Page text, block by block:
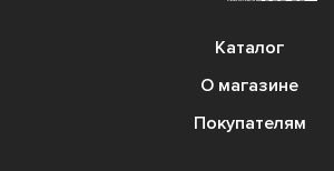
Каталог
О магазине
Покупателям